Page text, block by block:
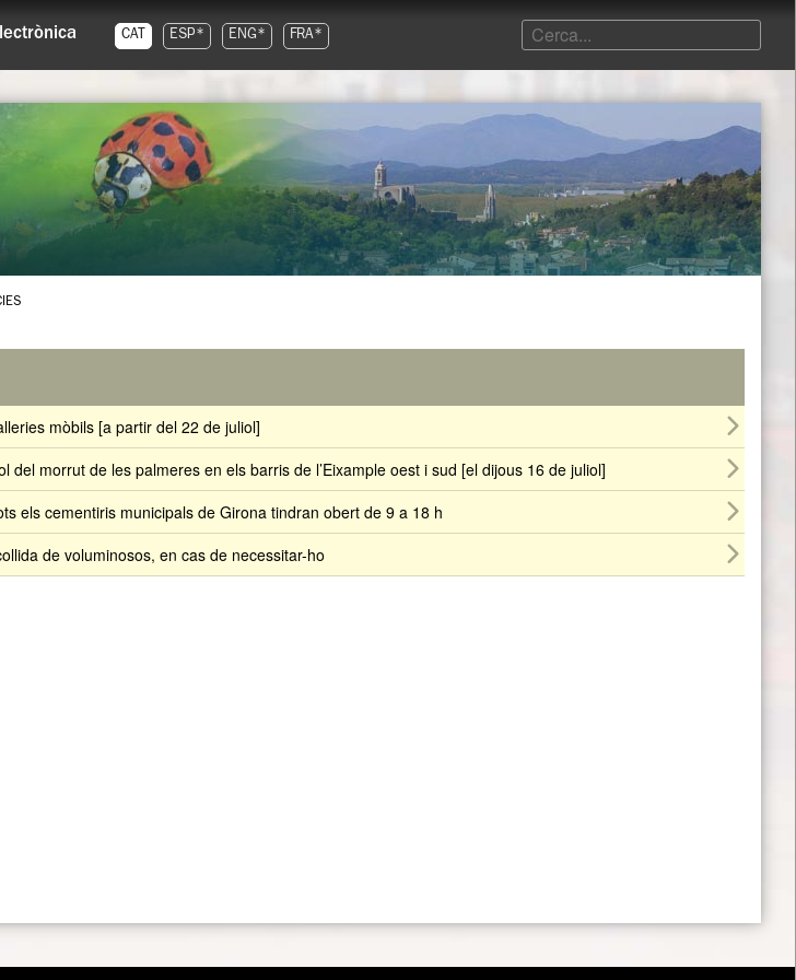
CAT ESP* ENG* FRA*
mòbils [a partir del 22 de juliol]
del morrut de les palmeres en els barris de l’Eixample oest i sud [el dijous 16 de juliol]
els cementiris municipals de Girona tindran obert de 9 a 18 h
de voluminosos, en cas de necessitar-ho